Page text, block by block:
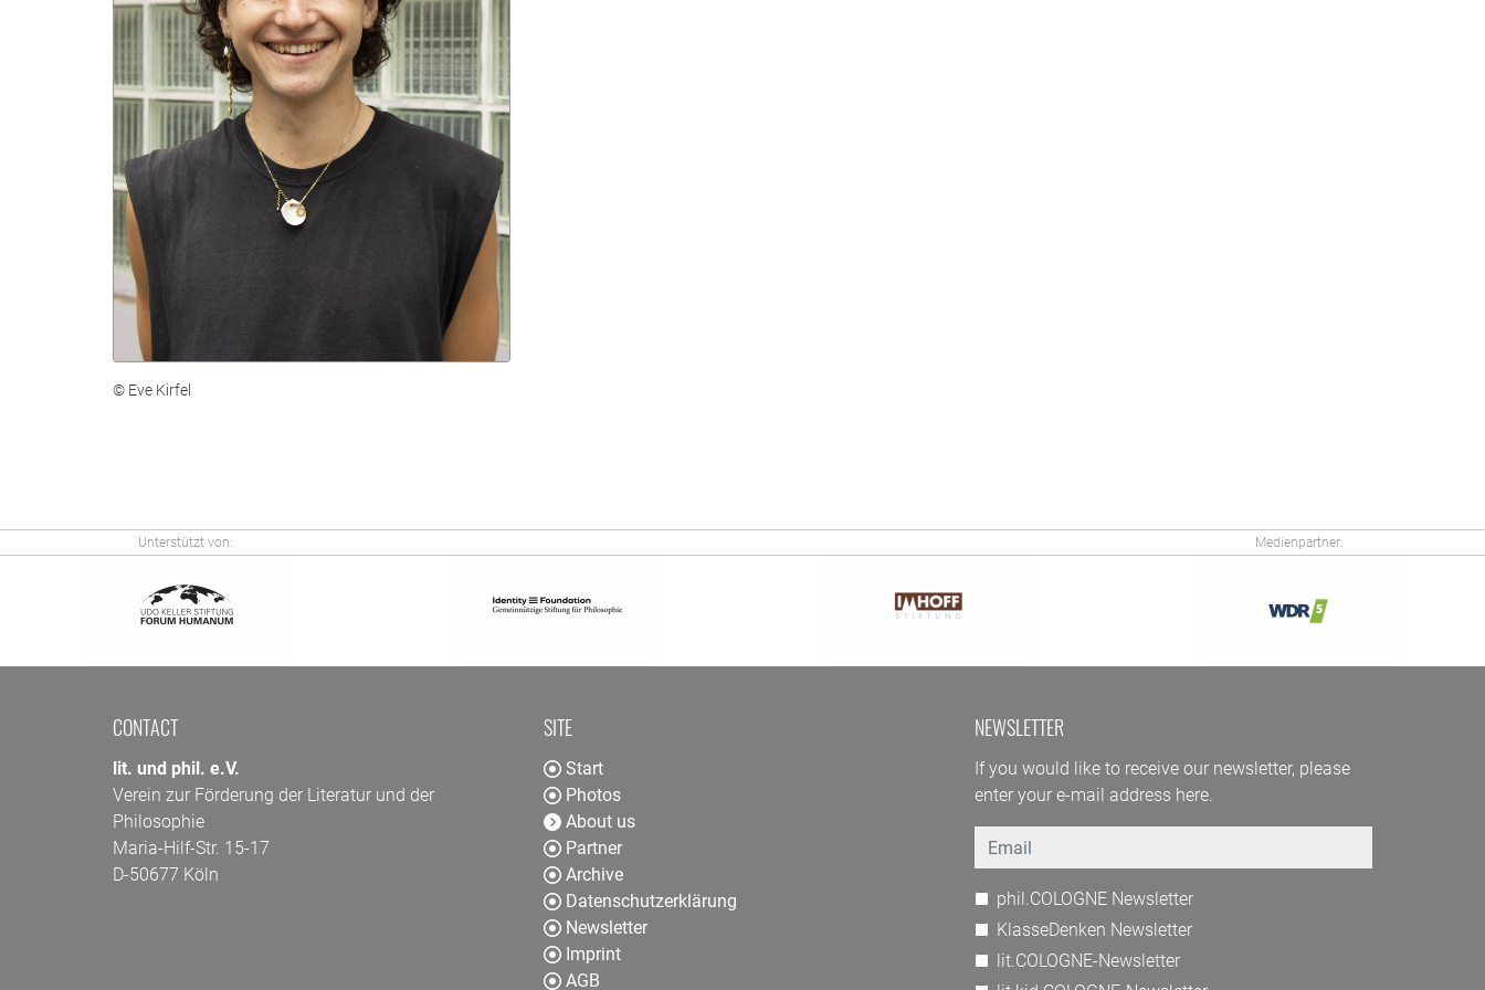
© Eve Kirfel
Unterstützt von: Medienpartner:
CONTACT
lit. und phil. e.V.
Verein zur Förderung der Literatur und der
Philosophie
Maria-Hilf-Str. 15-17
D-50677 Köln
SITE
Start
Photos
About us
Partner
Archive
Datenschutzerklärung
Newsletter
Imprint
AGB
NEWSLETTER
If you would like to receive our newsletter, please
enter your e-mail address here.
Email
phil.COLOGNE Newsletter
KlasseDenken Newsletter
lit.COLOGNE-Newsletter